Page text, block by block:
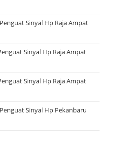
Sinyal Hp Raja Ampat
Sinyal Hp Raja Ampat
Sinyal Hp Raja Ampat
Sinyal Hp Pekanbaru